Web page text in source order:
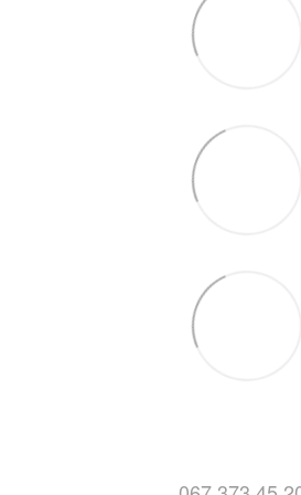
- Товари, які не перевищують
70см, відправляються на будь яке